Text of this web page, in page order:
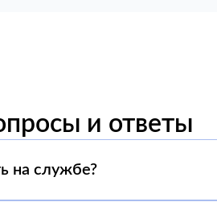
и ответы
на службе?